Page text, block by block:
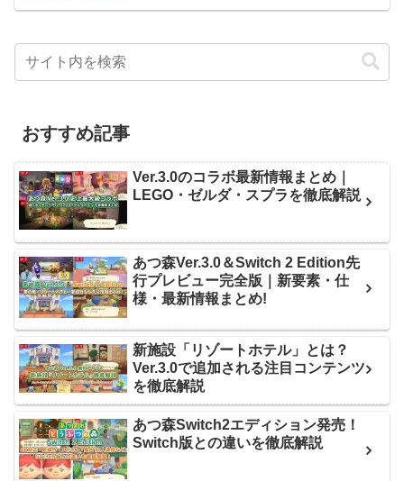
おすすめ記事
Ver.3.0のコラボ最新情報まとめ｜
LEGO・ゼルダ・スプラを徹底解説
あつ森Ver.3.0＆Switch 2 Edition先
行プレビュー完全版｜新要素・仕
様・最新情報まとめ!
新施設「リゾートホテル」とは？
Ver.3.0で追加される注目コンテンツ
を徹底解説
あつ森Switch2エディション発売！
Switch版との違いを徹底解説